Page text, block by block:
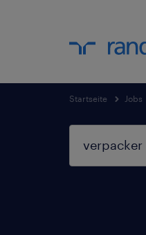
Startseite Jobs